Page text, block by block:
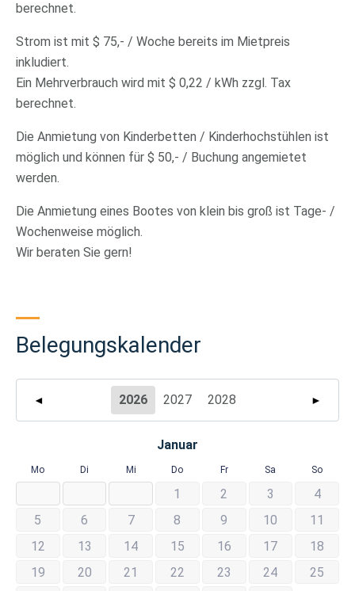
berechnet.
Strom ist mit $ 75,- / Woche bereits im Mietpreis
inkludiert.
Ein Mehrverbrauch wird mit $ 0,22 / kWh zzgl. Tax
berechnet.
Die Anmietung von Kinderbetten / Kinderhochstühlen ist
möglich und können für $ 50,- / Buchung angemietet
werden.
Die Anmietung eines Bootes von klein bis groß ist Tage- /
Wochenweise möglich.
Wir beraten Sie gern!
Belegungskalender
◄ 2026 2027 2028 ►
Januar
Mo Di Mi Do Fr Sa So
1 2 3
4
5
6 7 8 9 10
11
12
13 14 15 16 17
18
19
20 21 22 23 24
25